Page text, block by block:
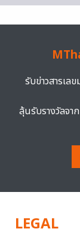
รับข่าวสารเล
ลุ้นรับรางวัลจา
LEGAL